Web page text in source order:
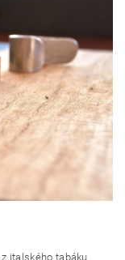
italského tabáku